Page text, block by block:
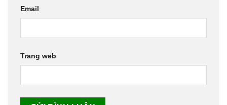
Email
Trang web